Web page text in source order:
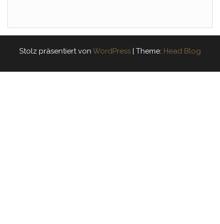
Stolz präsentiert von WordPress | Theme: Head Blog